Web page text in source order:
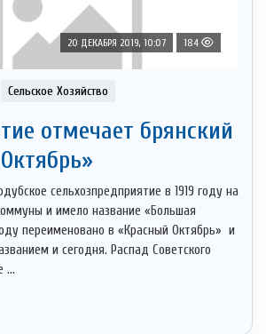
20 ДЕКАБРЯ 2019, 10:07 184
Сельское Хозяйство
отмечает брянский
сельхозпредприятие в 1919 году на
и имело название «Большая
переименовано в «Красный Октябрь» и
и сегодня. Распад Советского
...